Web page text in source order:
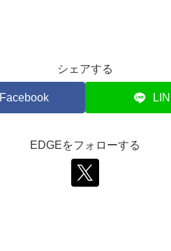
シェアする
Facebook
EDGEをフォローする